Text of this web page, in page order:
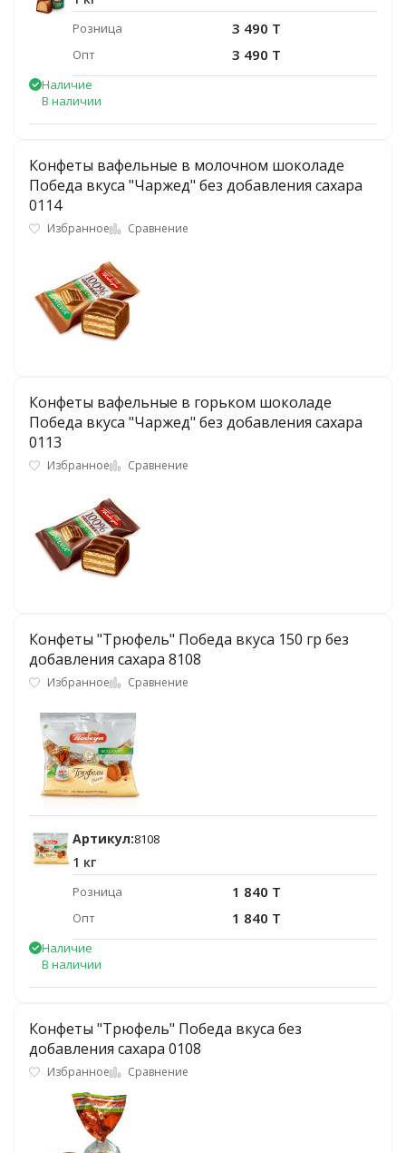
Розница 3 490 T
Опт 3 490 T
Наличие
В наличии
Конфеты вафельные в молочном шоколаде
Победа вкуса "Чаржед" без добавления сахара
0114
Избранное Сравнение
Конфеты вафельные в горьком шоколаде
Победа вкуса "Чаржед" без добавления сахара
0113
Избранное Сравнение
Конфеты "Трюфель" Победа вкуса 150 гр без
добавления сахара 8108
Избранное Сравнение
Артикул:8108
1 кг
Розница 1 840 T
Опт 1 840 T
Наличие
В наличии
Конфеты "Трюфель" Победа вкуса без
добавления сахара 0108
Избранное Сравнение